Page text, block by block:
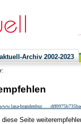
Archiv 2002-2023
diese Seite